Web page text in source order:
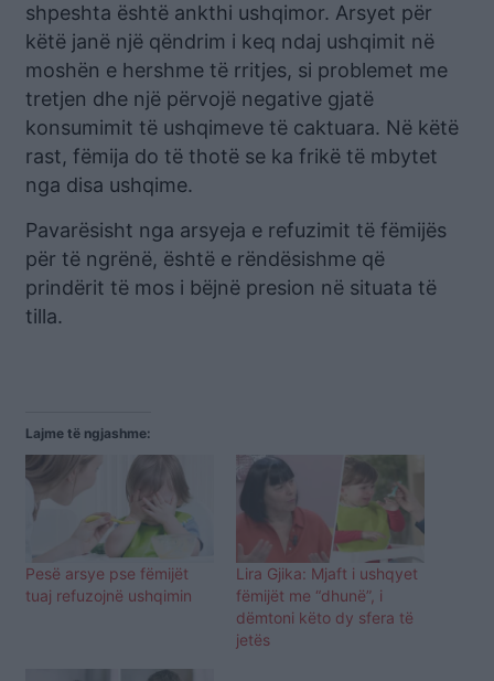
shpeshta është ankthi ushqimor. Arsyet për
këtë janë një qëndrim i keq ndaj ushqimit në
moshën e hershme të rritjes, si problemet me
tretjen dhe një përvojë negative gjatë
konsumimit të ushqimeve të caktuara. Në këtë
rast, fëmija do të thotë se ka frikë të mbytet
nga disa ushqime.
Pavarësisht nga arsyeja e refuzimit të fëmijës
për të ngrënë, është e rëndësishme që
prindërit të mos i bëjnë presion në situata të
tilla.
Lajme të ngjashme:
​Pesë arsye pse fëmijët
tuaj refuzojnë ushqimin
Lira Gjika: Mjaft i ushqyet
fëmijët me “dhunë”, i
dëmtoni këto dy sfera të
jetës